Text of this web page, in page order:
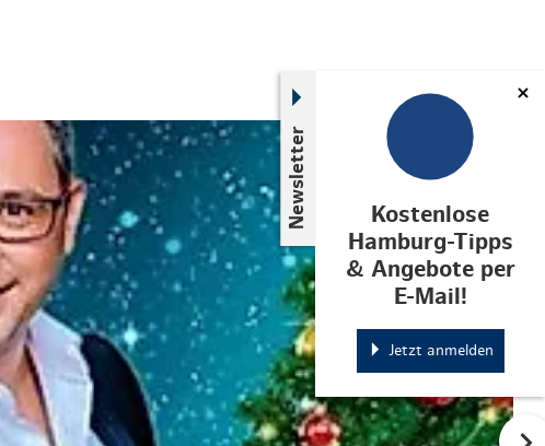
Newsletter
Kostenlose
Hamburg-Tipps
& Angebote per
E-Mail!
Jetzt anmelden